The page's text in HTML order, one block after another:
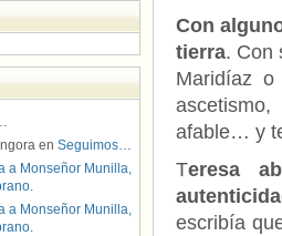
Con
tierra. Con
Maridíaz
afable… y
Teresa
escribía
en Seguimos…
a Monseñor Munilla,
a Monseñor Munilla,